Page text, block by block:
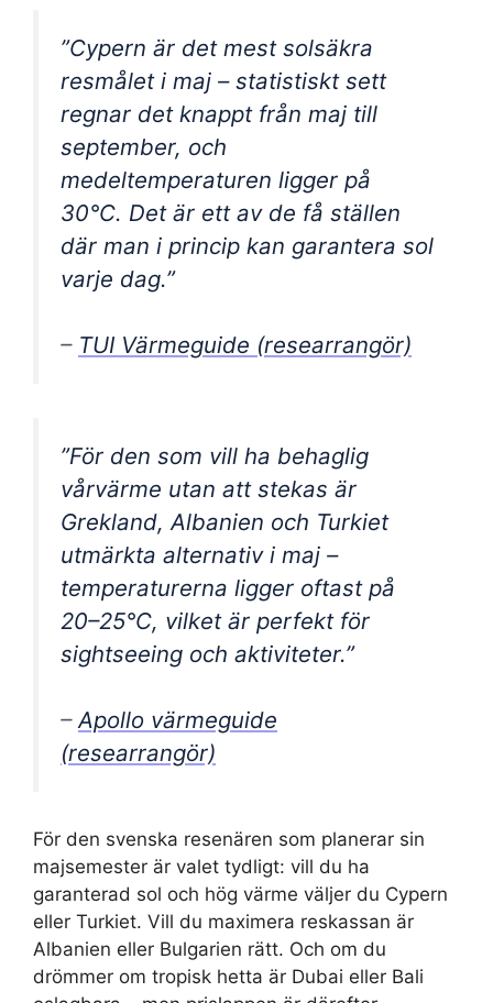
”Cypern är det mest solsäkra
resmålet i maj – statistiskt sett
regnar det knappt från maj till
september, och
medeltemperaturen ligger på
30°C. Det är ett av de få ställen
där man i princip kan garantera sol
varje dag.”
– TUI Värmeguide (researrangör)
”För den som vill ha behaglig
vårvärme utan att stekas är
Grekland, Albanien och Turkiet
utmärkta alternativ i maj –
temperaturerna ligger oftast på
20–25°C, vilket är perfekt för
sightseeing och aktiviteter.”
–Apollo värmeguide
(researrangör)
För den svenska resenären som planerar sin
majsemester är valet tydligt: vill du ha
garanterad sol och hög värme väljer du Cypern
eller Turkiet. Vill du maximera reskassan är
Albanien eller Bulgarien rätt. Och om du
drömmer om tropisk hetta är Dubai eller Bali